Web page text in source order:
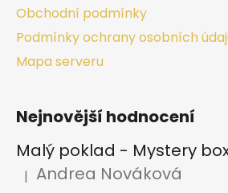
Obchodní podmínky
Podmínky ochrany osobních
Mapa serveru
Nejnovější hodnocení
Malý poklad - Mystery
Hodnocení produktu je 2 z 5
| Andrea Nováková